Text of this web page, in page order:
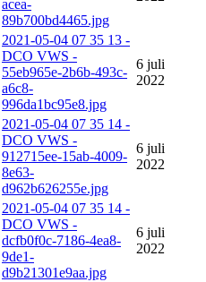
acea-
89b700bd4465.jpg
2021-05-04 07 35 13 -
DCO VWS -
55eb965e-2b6b-493c-
a6c8-
996da1bc95e8.jpg
6 juli
2022
2021-05-04 07 35 14 -
DCO VWS -
912715ee-15ab-4009-
8e63-
d962b626255e.jpg
6 juli
2022
2021-05-04 07 35 14 -
DCO VWS -
dcfb0f0c-7186-4ea8-
9de1-
d9b21301e9aa.jpg
6 juli
2022